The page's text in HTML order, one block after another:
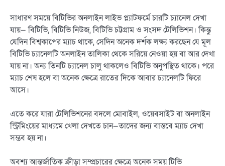
সাধারণ সময়ে বিটিভির অনলাইন লাইভ প্ল্যাটফর্মে চারটি চ্যানেল দেখা
যায়— বিটিভি, বিটিভি নিউজ, বিটিভি চট্টগ্রাম ও সংসদ টেলিভিশন। কিন্তু
যেদিন বিশ্বকাপের ম্যাচ থাকে, সেদিন অনেক দর্শক লক্ষ্য করছেন যে মূল
বিটিভি চ্যানেলটি অনলাইন তালিকা থেকে সরিয়ে নেওয়া হয় বা আর দেখা
যায় না। অন্য তিনটি চ্যানেল চালু থাকলেও বিটিভি অনুপস্থিত থাকে। পরে
ম্যাচ শেষ হলে বা অনেক ক্ষেত্রে রাতের দিকে আবার চ্যানেলটি ফিরে
আসে।
এতে করে যারা টেলিভিশনের বদলে মোবাইল, ওয়েবসাইট বা অনলাইন
স্ট্রিমিংয়ের মাধ্যমে খেলা দেখতে চান—তাদের জন্য বাস্তবে ম্যাচ দেখা
সম্ভব হয় না।
অবশ্য আন্তর্জাতিক ক্রীড়া সম্প্রচারের ক্ষেত্রে অনেক সময় টিভি